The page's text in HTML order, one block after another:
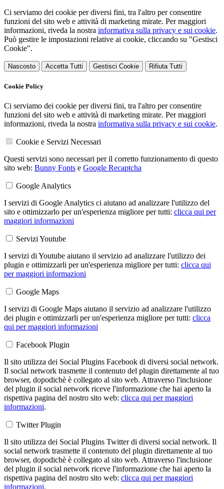
Ci serviamo dei cookie per diversi fini, tra l'altro per consentire
funzioni del sito web e attività di marketing mirate. Per maggiori
informazioni, riveda la nostra informativa sulla privacy e sui cookie.
Può gestire le impostazioni relative ai cookie, cliccando su "Gestisci
Cookie".
Nascosto Accetta Tutti Gestisci Cookie Rifiuta Tutti
Cookie Policy
Ci serviamo dei cookie per diversi fini, tra l'altro per consentire
funzioni del sito web e attività di marketing mirate. Per maggiori
informazioni, riveda la nostra informativa sulla privacy e sui cookie.
Cookie e Servizi Necessari
Questi servizi sono necessari per il corretto funzionamento di questo
sito web: Bunny Fonts e Google Recaptcha
Google Analytics
I servizi di Google Analytics ci aiutano ad analizzare l'utilizzo del
sito e ottimizzarlo per un'esperienza migliore per tutti: clicca qui per
maggiori informazioni
Servizi Youtube
I servizi di Youtube aiutano il servizio ad analizzare l'utilizzo dei
plugin e ottimizzarli per un'esperienza migliore per tutti: clicca qui
per maggiori informazioni
Google Maps
I servizi di Google Maps aiutano il servizio ad analizzare l'utilizzo
dei plugin e ottimizzarli per un'esperienza migliore per tutti: clicca
qui per maggiori informazioni
Facebook Plugin
Il sito utilizza dei Social Plugins Facebook di diversi social network.
Il social network trasmette il contenuto del plugin direttamente al tuo
browser, dopodichè è collegato al sito web. Attraverso l'inclusione
del plugin il social network riceve l'informazione che hai aperto la
rispettiva pagina del nostro sito web: clicca qui per maggiori
informazioni.
Twitter Plugin
Il sito utilizza dei Social Plugins Twitter di diversi social network. Il
social network trasmette il contenuto del plugin direttamente al tuo
browser, dopodichè è collegato al sito web. Attraverso l'inclusione
del plugin il social network riceve l'informazione che hai aperto la
rispettiva pagina del nostro sito web: clicca qui per maggiori
informazioni.